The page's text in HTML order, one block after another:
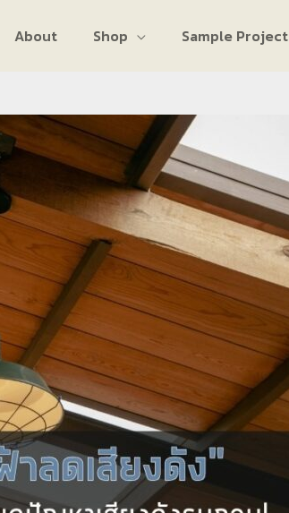
About Shop Sample Project